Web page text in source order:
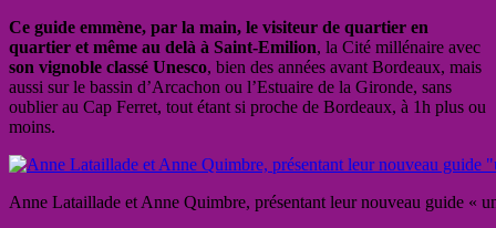
Ce guide emmène, par la main, le visiteur de quartier en
quartier et même au delà à Saint-Emilion, la Cité millénaire avec
son vignoble classé Unesco, bien des années avant Bordeaux, mais
aussi sur le bassin d’Arcachon ou l’Estuaire de la Gironde, sans
oublier au Cap Ferret, tout étant si proche de Bordeaux, à 1h plus ou
moins.
Anne Lataillade et Anne Quimbre, présentant leur nouveau guide «